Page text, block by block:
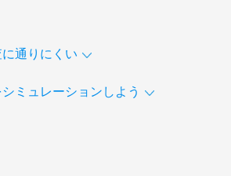
通りにくい
ミュレーションしよう